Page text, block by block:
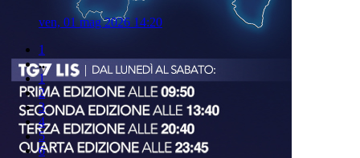
ven, 01 mag 2026 14:20
1
..
1
2
3
4
5
6